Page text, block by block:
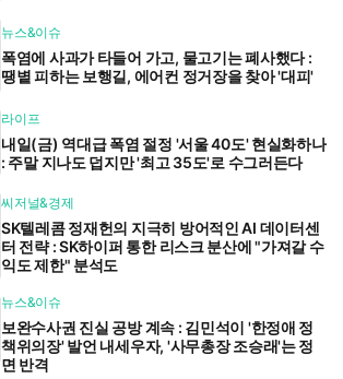
뉴스&이슈
폭염에 사과가 타들어 가고, 물고기는 폐사했다 :
땡볕 피하는 보행길, 에어컨 정거장을 찾아 '대피'
라이프
내일(금) 역대급 폭염 절정 '서울 40도' 현실화하나
: 주말 지나도 덥지만 '최고 35도'로 수그러든다
씨저널&경제
SK텔레콤 정재헌의 지극히 방어적인 AI 데이터센
터 전략 : SK하이퍼 통한 리스크 분산에 "가져갈 수
익도 제한" 분석도
뉴스&이슈
보완수사권 진실 공방 계속 : 김민석이 '한정애 정
책위의장' 발언 내세우자, '사무총장 조승래'는 정
면 반격